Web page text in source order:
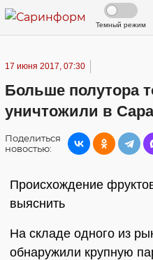
Темный режим
17 июня 2017, 07:30
Больше полутора
уничтожили в
Поделиться
новостью:
Происхождение
выяснить
На складе одного из
обнаружили крупную